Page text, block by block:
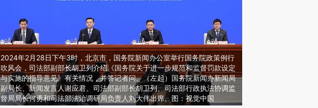
2024年2月28日下午3时，北京市，国务院新闻办公室举行国务院政策例行
吹风会，司法部副部长胡卫列介绍《国务院关于进一步规范和监督罚款设定
与实施的指导意见》有关情况，并答记者问。（左起）国务院新闻办新闻局
副局长、新闻发言人谢应君、司法部副部长胡卫列、司法部行政执法协调监
督局局长何勇和司法部法治调研局负责人刘大伟出席。图：视觉中国